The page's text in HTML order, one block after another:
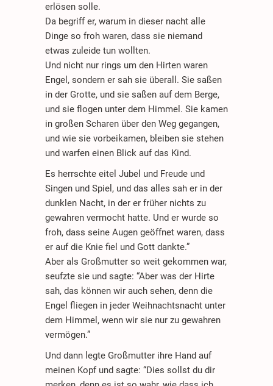
erlösen solle.
Da begriff er, warum in dieser nacht alle
Dinge so froh waren, dass sie niemand
etwas zuleide tun wollten.
Und nicht nur rings um den Hirten waren
Engel, sondern er sah sie überall. Sie saßen
in der Grotte, und sie saßen auf dem Berge,
und sie flogen unter dem Himmel. Sie kamen
in großen Scharen über den Weg gegangen,
und wie sie vorbeikamen, bleiben sie stehen
und warfen einen Blick auf das Kind.
Es herrschte eitel Jubel und Freude und
Singen und Spiel, und das alles sah er in der
dunklen Nacht, in der er früher nichts zu
gewahren vermocht hatte. Und er wurde so
froh, dass seine Augen geöffnet waren, dass
er auf die Knie fiel und Gott dankte.”
Aber als Großmutter so weit gekommen war,
seufzte sie und sagte: “Aber was der Hirte
sah, das können wir auch sehen, denn die
Engel fliegen in jeder Weihnachtsnacht unter
dem Himmel, wenn wir sie nur zu gewahren
vermögen.”
Und dann legte Großmutter ihre Hand auf
meinen Kopf und sagte: “Dies sollst du dir